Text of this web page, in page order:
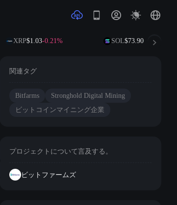
XRP$1.03-0.21% SOL$73.90+1.79%
関連タグ
Bitfarms
Stronghold Digital Mining
ビットコインマイニング企業
プロジェクトについて言及する。
ビットファームズ